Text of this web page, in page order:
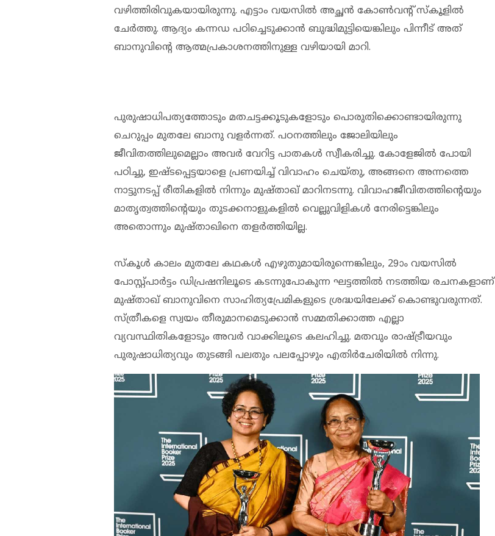
വഴിത്തിരിവുകയായിരുന്നു. എട്ടാം വയസില്‍ അച്ഛന്‍ കോണ്‍വന്റ് സ്‌കൂളില്‍
ചേര്‍ത്തു. ആദ്യം കന്നഡ പഠിച്ചെടുക്കാന്‍ ബുദ്ധിമുട്ടിയെങ്കിലും പിന്നീട് അത്
ബാനുവിന്റെ ആത്മപ്രകാശനത്തിനുള്ള വഴിയായി മാറി.
പുരുഷാധിപത്യത്തോടും മതചട്ടക്കൂടുകളോടും പൊരുതിക്കൊണ്ടായിരുന്നു
ചെറുപ്പം മുതലേ ബാനു വളര്‍ന്നത്. പഠനത്തിലും ജോലിയിലും
ജീവിതത്തിലുമെല്ലാം അവര്‍ വേറിട്ട പാതകള്‍ സ്വീകരിച്ചു. കോളേജില്‍ പോയി
പഠിച്ചു, ഇഷ്ടപ്പെട്ടയാളെ പ്രണയിച്ച് വിവാഹം ചെയ്തു, അങ്ങനെ അന്നത്തെ
നാട്ടുനടപ്പ് രീതികളില്‍ നിന്നും മുഷ്താഖ് മാറിനടന്നു. വിവാഹജീവിതത്തിന്റെയും
മാതൃത്വത്തിന്റെയും തുടക്കനാളുകളില്‍ വെല്ലുവിളികള്‍ നേരിട്ടെങ്കിലും
അതൊന്നും മുഷ്താഖിനെ തളര്‍ത്തിയില്ല.
സ്‌കൂള്‍ കാലം മുതലേ കഥകള്‍ എഴുതുമായിരുന്നെങ്കിലും, 29ാം വയസില്‍
പോസ്റ്റ്പാര്‍ട്ടം ഡിപ്രഷനിലൂടെ കടന്നുപോകുന്ന ഘട്ടത്തില്‍ നടത്തിയ രചനകളാണ്
മുഷ്താഖ് ബാനുവിനെ സാഹിത്യപ്രേമികളുടെ ശ്രദ്ധയിലേക്ക് കൊണ്ടുവരുന്നത്.
സ്ത്രീകളെ സ്വയം തീരുമാനമെടുക്കാന്‍ സമ്മതിക്കാത്ത എല്ലാ
വ്യവസ്ഥിതികളോടും അവര്‍ വാക്കിലൂടെ കലഹിച്ചു. മതവും രാഷ്ട്രീയവും
പുരുഷാധിത്യവും തുടങ്ങി പലതും പലപ്പോഴും എതിര്‍ചേരിയില്‍ നിന്നു.